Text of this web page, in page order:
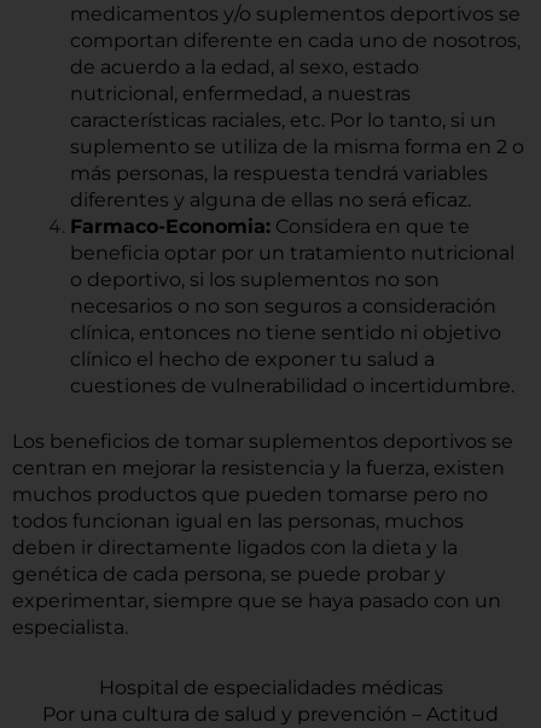
medicamentos y/o suplementos deportivos se
comportan diferente en cada uno de nosotros,
de acuerdo a la edad, al sexo, estado
nutricional, enfermedad, a nuestras
características raciales, etc. Por lo tanto, si un
suplemento se utiliza de la misma forma en 2 o
más personas, la respuesta tendrá variables
diferentes y alguna de ellas no será eficaz.
Farmaco-Economia: Considera en que te
beneficia optar por un tratamiento nutricional
o deportivo, si los suplementos no son
necesarios o no son seguros a consideración
clínica, entonces no tiene sentido ni objetivo
clínico el hecho de exponer tu salud a
cuestiones de vulnerabilidad o incertidumbre.
Los beneficios de tomar suplementos deportivos se
centran en mejorar la resistencia y la fuerza, existen
muchos productos que pueden tomarse pero no
todos funcionan igual en las personas, muchos
deben ir directamente ligados con la dieta y la
genética de cada persona, se puede probar y
experimentar, siempre que se haya pasado con un
especialista.
Hospital de especialidades médicas
Por una cultura de salud y prevención – Actitud